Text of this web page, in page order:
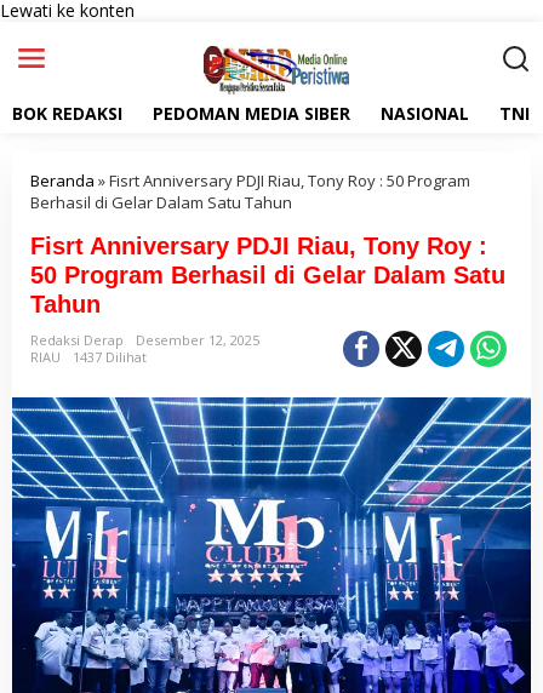
Lewati ke konten
BOK REDAKSI PEDOMAN MEDIA SIBER NASIONAL TNI
Beranda »Fisrt Anniversary PDJI Riau, Tony Roy : 50 Program
Berhasil di Gelar Dalam Satu Tahun
Fisrt Anniversary PDJI Riau, Tony Roy :
50 Program Berhasil di Gelar Dalam Satu
Tahun
Redaksi Derap
Desember 12, 2025
RIAU
1437 Dilihat